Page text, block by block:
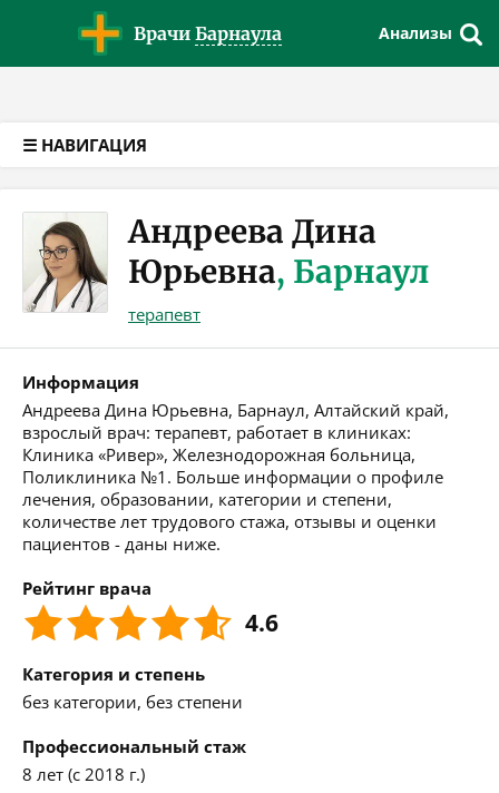
Врачи Барнаула Анализы
☰ НАВИГАЦИЯ
Андреева Дина
Юрьевна, Барнаул
терапевт
Информация
Андреева Дина Юрьевна, Барнаул, Алтайский край,
взрослый врач: терапевт, работает в клиниках:
Клиника «Ривер», Железнодорожная больница,
Поликлиника №1. Больше информации о профиле
лечения, образовании, категории и степени,
количестве лет трудового стажа, отзывы и оценки
пациентов - даны ниже.
Рейтинг врача
4.6
Категория и степень
без категории, без степени
Профессиональный стаж
8 лет (с 2018 г.)